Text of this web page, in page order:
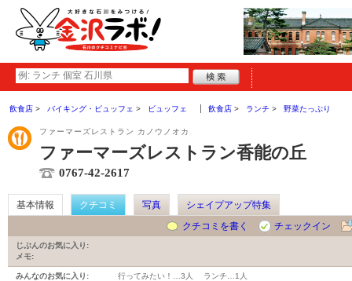
飲食店 バイキング・ビュッフェ ビュッフェ 飲食店 ランチ 野菜たっぷり
ファーマーズレストラン カノウノオカ
ファーマーズレストラン香能の丘
0767-42-2617
基本情報 クチコミ 写真
シェイプアップ特集
クチコミを書く
チェックイン
じぶんのお気に入り:
メモ:
みんなのお気に入り: 行ってみたい！… 3人 ランチ… 1人